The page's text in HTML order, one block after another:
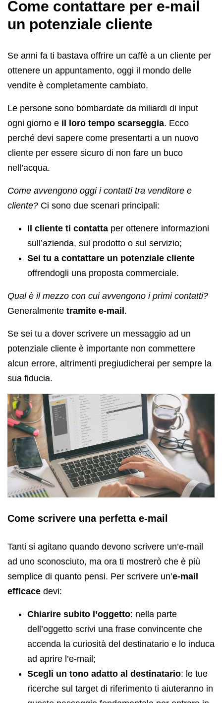
Come contattare per e-mail
un potenziale cliente
Se anni fa ti bastava offrire un caffè a un cliente per
ottenere un appuntamento, oggi il mondo delle
vendite è completamente cambiato.
Le persone sono bombardate da miliardi di input
ogni giorno e il loro tempo scarseggia. Ecco
perché devi sapere come presentarti a un nuovo
cliente per essere sicuro di non fare un buco
nell’acqua.
Come avvengono oggi i contatti tra venditore e
cliente? Ci sono due scenari principali:
Il cliente ti contatta per ottenere informazioni
sull’azienda, sul prodotto o sul servizio;
Sei tu a contattare un potenziale cliente
offrendogli una proposta commerciale.
Qual è il mezzo con cui avvengono i primi contatti?
Generalmente tramite e-mail.
Se sei tu a dover scrivere un messaggio ad un
potenziale cliente è importante non commettere
alcun errore, altrimenti pregiudicherai per sempre la
sua fiducia.
Come scrivere una perfetta e-mail
Tanti si agitano quando devono scrivere un’e-mail
ad uno sconosciuto, ma ora ti mostrerò che è più
semplice di quanto pensi. Per scrivere un’e-mail
efficace devi:
Chiarire subito l’oggetto: nella parte
dell’oggetto scrivi una frase convincente che
accenda la curiosità del destinatario e lo induca
ad aprire l’e-mail;
Scegli un tono adatto al destinatario: le tue
ricerche sul target di riferimento ti aiuteranno in